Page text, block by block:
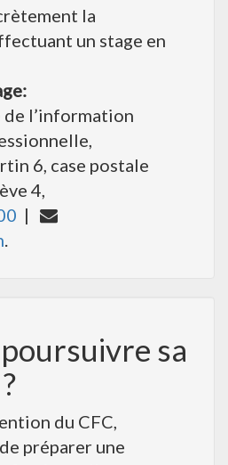
la
un stage en
de l’information
6, case postale
4,
|
sa
du CFC,
préparer une